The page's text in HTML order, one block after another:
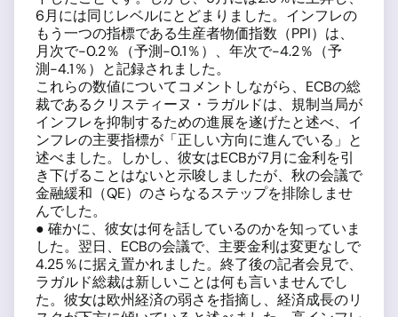
6月には同じレベルにとどまりました。インフレの
もう一つの指標である生産者物価指数（PPI）は、
月次で-0.2％（予測-0.1％）、年次で-4.2％（予
測-4.1％）と記録されました。
これらの数値についてコメントしながら、ECBの総
裁であるクリスティーヌ・ラガルドは、規制当局が
インフレを抑制するための進展を遂げたと述べ、イ
ンフレの主要指標が「正しい方向に進んでいる」と
述べました。しかし、彼女はECBが7月に金利を引
き下げることはないと示唆しましたが、秋の会議で
金融緩和（QE）のさらなるステップを排除しませ
んでした。
● 確かに、彼女は何を話しているのかを知っていま
した。翌日、ECBの会議で、主要金利は変更なしで
4.25％に据え置かれました。終了後の記者会見で、
ラガルド総裁は新しいことは何も言いませんでし
た。彼女は欧州経済の弱さを指摘し、経済成長のリ